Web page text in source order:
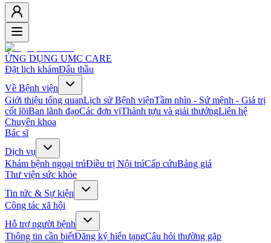
ỨNG DỤNG UMC CARE
Đặt lịch khámĐấu thầu
Về Bệnh viện
Giới thiệu tổng quanLịch sử Bệnh việnTầm nhìn - Sứ mệnh - Giá trị
cốt lõiBan lãnh đạoCác đơn vịThành tựu và giải thưởngLiên hệ
Chuyên khoa
Bác sĩ
Dịch vụ
Khám bệnh ngoại trúĐiều trị Nội trúCấp cứuBảng giá
Thư viện sức khỏe
Tin tức & Sự kiện
Công tác xã hội
Hỗ trợ người bệnh
Thông tin cần biếtĐăng ký hiến tạngCâu hỏi thường gặp